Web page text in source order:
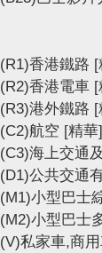
(R1)香港鐵路 [
(R2)香港電車 [
(R3)港外鐵路 [
(C2)航空 [精華]
(C3)海上交通
(D1)公共交通
(M1)小型巴士
(M2)小型巴士
(V)私家車,商